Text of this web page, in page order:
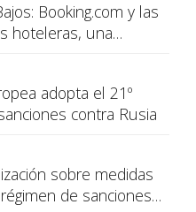
Booking.com y las
hoteleras, una
adopta el 21º
contra Rusia
sobre medidas
de sanciones